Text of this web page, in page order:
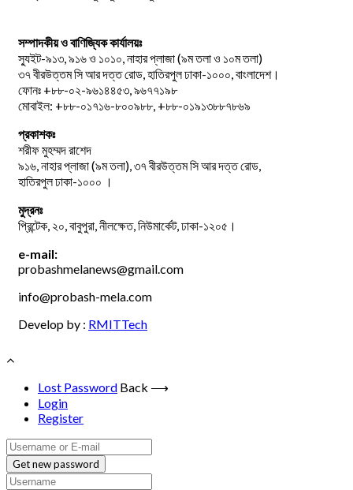
সম্পাদকীয় ও বাণিজ্যিক কার্যালয়ঃ
স্যুইট-৯১৩, ৯১৬ ও ১০১০, নাহার প্লাজা (৯ম তলা ও ১০ম তলা)
৩৭ বীরউত্তম সি আর দত্ত রোড, হাতিরপুল ঢাকা-১০০০, বাংলাদেশ।
ফোনঃ +৮৮-০২-৯৬১৪৪৫৩, ৯৬৭৭১৯৮
মোবাইল: +৮৮-০১৭১৬-৮০০৯৮৮, +৮৮-০১৯১৩৮৮৭৮৬৯
প্রকাশকঃ
শরীফ মুহম্মদ রাশেদ
৯১৬, নাহার প্লাজা (৯ম তলা), ৩৭ বীরউত্তম সি আর দত্ত রোড,
হাতিরপুল ঢাকা-১০০০ ।
মুদ্রনঃ
প্রিন্টেক, ২০, বাবুপুরা, নীলক্ষেত, নিউমার্কেট, ঢাকা-১২০৫।
e-mail:
probashmelanews@gmail.com
info@probash-mela.com
Develop by : RMITTech
Lost Password Back ⟶
Login
Register
Get new password